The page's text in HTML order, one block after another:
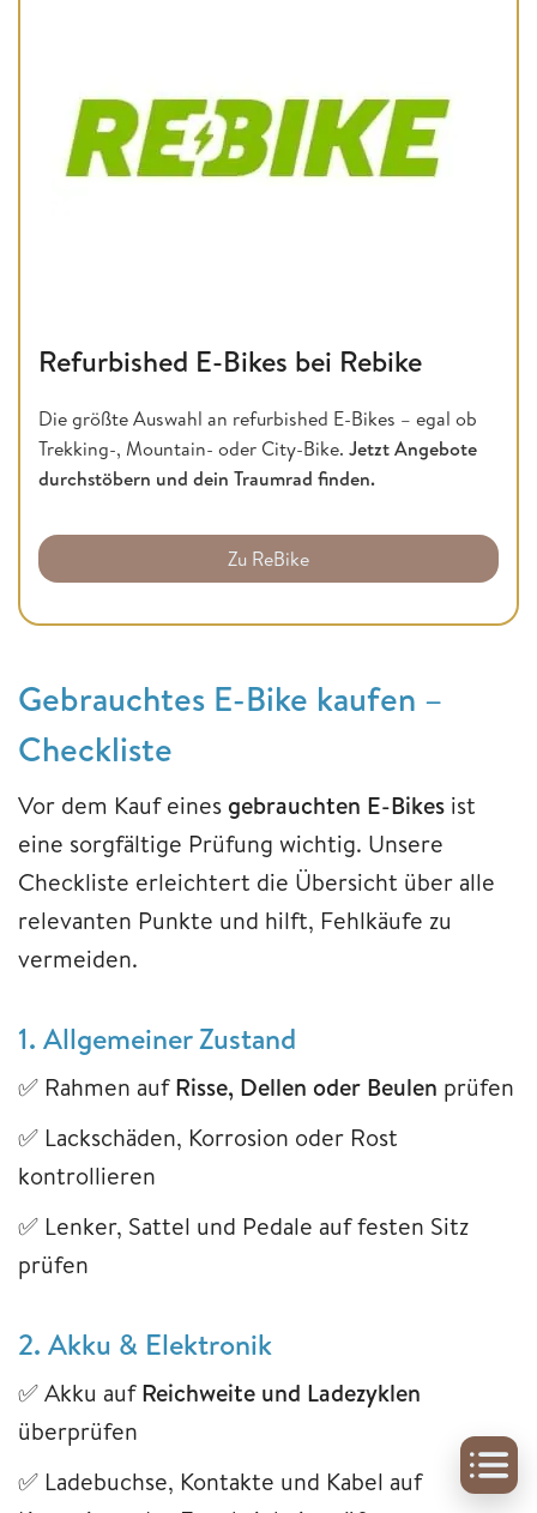
Refurbished E-Bikes bei Rebike
Die größte Auswahl an refurbished E-Bikes – egal ob
Trekking-, Mountain- oder City-Bike. Jetzt Angebote
durchstöbern und dein Traumrad finden.
Zu ReBike
Gebrauchtes E-Bike kaufen –
Checkliste
Vor dem Kauf eines gebrauchten E-Bikes ist
eine sorgfältige Prüfung wichtig. Unsere
Checkliste erleichtert die Übersicht über alle
relevanten Punkte und hilft, Fehlkäufe zu
vermeiden.
1. Allgemeiner Zustand
✅ Rahmen aufRisse, Dellen oder Beulen prüfen
✅ Lackschäden, Korrosion oder Rost
kontrollieren
✅ Lenker, Sattel und Pedale auf festen Sitz
prüfen
2. Akku & Elektronik
✅ Akku aufReichweite und Ladezyklen
überprüfen
✅ Ladebuchse, Kontakte und Kabel auf